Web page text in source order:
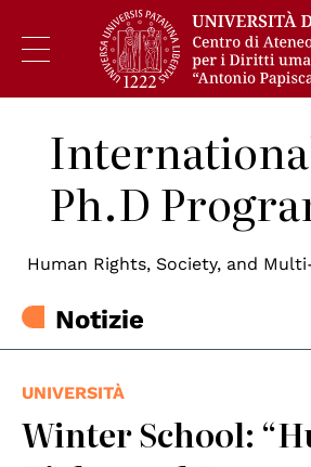
Ph.D
Human Rights, Society, and
Notizie
UNIVERSITÀ
Winter School: